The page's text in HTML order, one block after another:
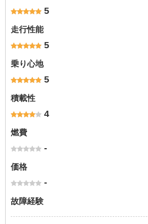
5
走行性能
5
乗り心地
5
積載性
4
燃費
-
価格
-
故障経験